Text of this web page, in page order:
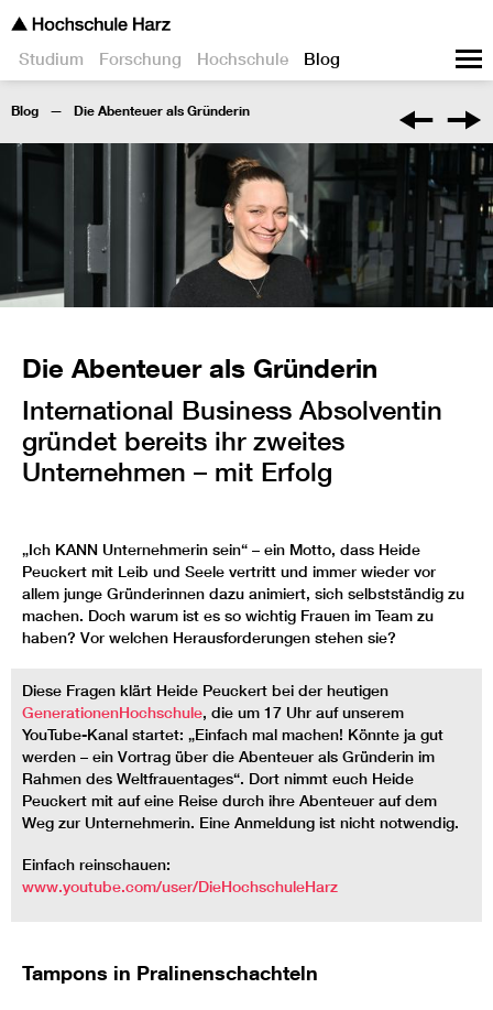
Studium Forschung Hochschule Blog
Blog Die Abenteuer als Gründerin
Die Abenteuer als Gründerin
International Business Absolventin
gründet bereits ihr zweites
Unternehmen – mit Erfolg
„Ich KANN Unternehmerin sein“ – ein Motto, dass Heide
Peuckert mit Leib und Seele vertritt und immer wieder vor
allem junge Gründerinnen dazu animiert, sich selbstständig zu
machen. Doch warum ist es so wichtig Frauen im Team zu
haben? Vor welchen Herausforderungen stehen sie?
Diese Fragen klärt Heide Peuckert bei der heutigen
GenerationenHochschule, die um 17 Uhr auf unserem
YouTube-Kanal startet: „Einfach mal machen! Könnte ja gut
werden – ein Vortrag über die Abenteuer als Gründerin im
Rahmen des Weltfrauentages“. Dort nimmt euch Heide
Peuckert mit auf eine Reise durch ihre Abenteuer auf dem
Weg zur Unternehmerin. Eine Anmeldung ist nicht notwendig.
Einfach reinschauen:
www.youtube.com/user/DieHochschuleHarz
Tampons in Pralinenschachteln